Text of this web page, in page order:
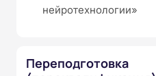
нейротехнологии»
Переподготовка